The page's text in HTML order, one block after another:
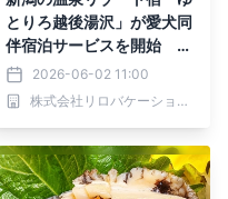
とりろ越後湯沢」が愛犬同
伴宿泊サービスを開始 専
用客室およびドッグランを
新設｜2026年6月より
2026-06-02 11:00
株式会社リロバケーションズ